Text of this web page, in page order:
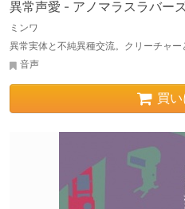
異常声愛 - アノマラスラバー
ミンワ
異常実体と不純異種交流。クリーチャ
音声
買い